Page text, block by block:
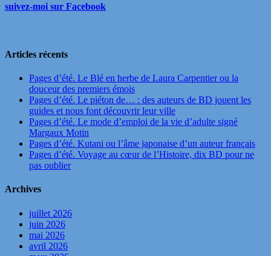
suivez-moi sur Facebook
Articles récents
Pages d’été. Le Blé en herbe de Laura Carpentier ou la
douceur des premiers émois
Pages d’été. Le piéton de… : des auteurs de BD jouent les
guides et nous font découvrir leur ville
Pages d’été. Le mode d’emploi de la vie d’adulte signé
Margaux Motin
Pages d’été. Kutani ou l’âme japonaise d’un auteur français
Pages d’été. Voyage au cœur de l’Histoire, dix BD pour ne
pas oublier
Archives
juillet 2026
juin 2026
mai 2026
avril 2026